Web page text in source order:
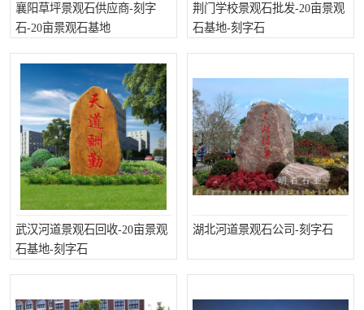
襄阳草坪景观石供应商-刻字
石-20亩景观石基地
荆门学校景观石批发-20亩景观
石基地-刻字石
武汉河道景观石回收-20亩景观
石基地-刻字石
湖北河道景观石公司-刻字石